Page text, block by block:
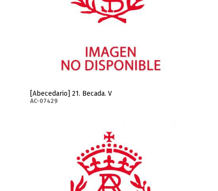
[Abecedario] 21. Becada. V
AC-07429